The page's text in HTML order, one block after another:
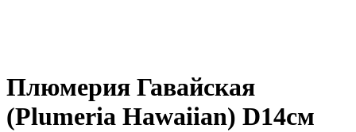
Плюмерия Гавайская
(Plumeria Hawaiian) D14см